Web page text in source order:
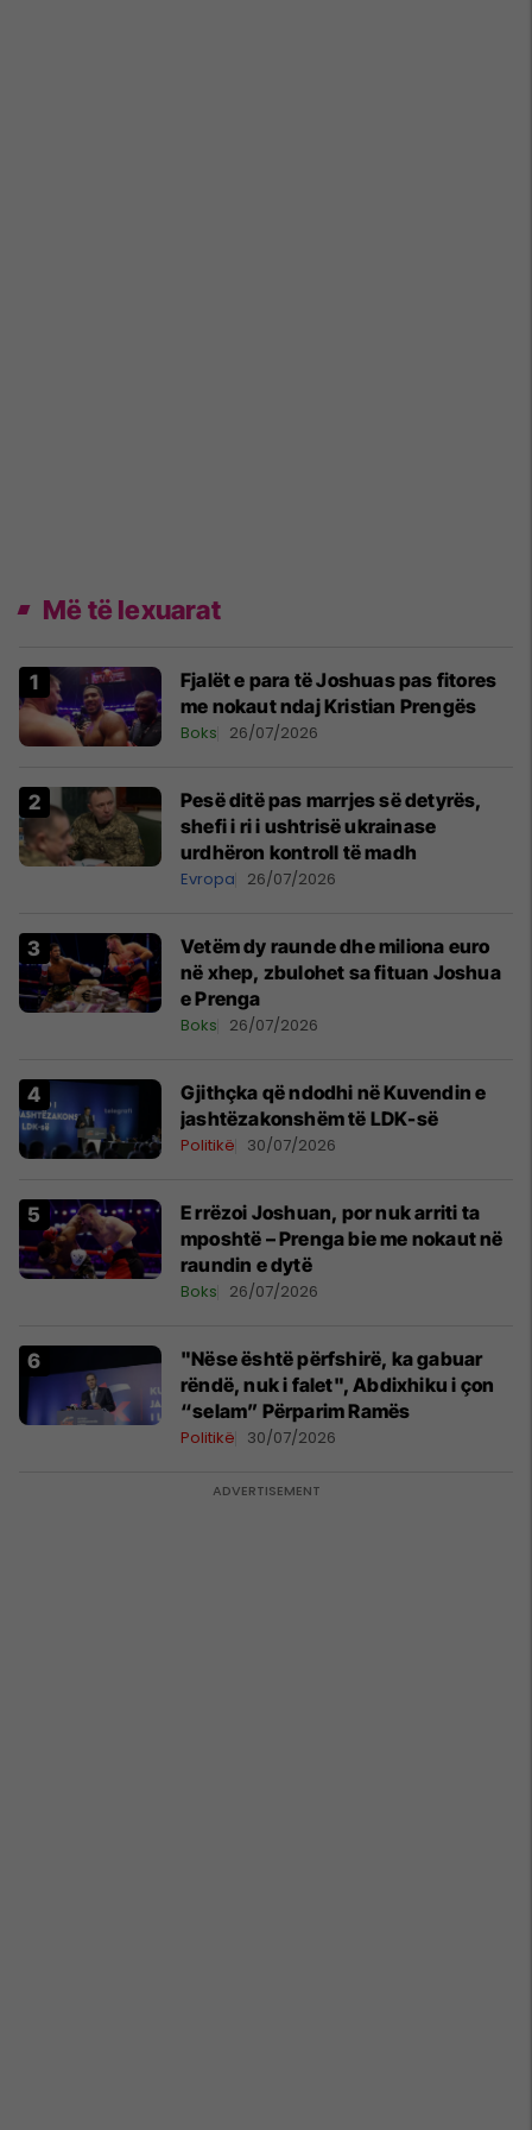
Më të lexuarat
Fjalët e para të Joshuas pas fitores
me nokaut ndaj Kristian Prengës
Boks 26/07/2026
Pesë ditë pas marrjes së detyrës,
shefi i ri i ushtrisë ukrainase
urdhëron kontroll të madh
Evropa 26/07/2026
Vetëm dy raunde dhe miliona euro
në xhep, zbulohet sa fituan Joshua
e Prenga
Boks 26/07/2026
Gjithçka që ndodhi në Kuvendin e
jashtëzakonshëm të LDK-së
Politikë 30/07/2026
E rrëzoi Joshuan, por nuk arriti ta
mposhtë – Prenga bie me nokaut në
raundin e dytë
Boks 26/07/2026
"Nëse është përfshirë, ka gabuar
rëndë, nuk i falet", Abdixhiku i çon
“selam” Përparim Ramës
Politikë 30/07/2026